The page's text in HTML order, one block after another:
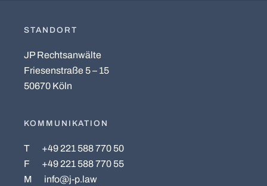
STANDORT
JP Rechtsanwälte
Friesenstraße 5 – 15
50670 Köln
KOMMUNIKATION
T
+49 221 588 770 50
F
+49 221 588 770 55
M
info@j-p.law